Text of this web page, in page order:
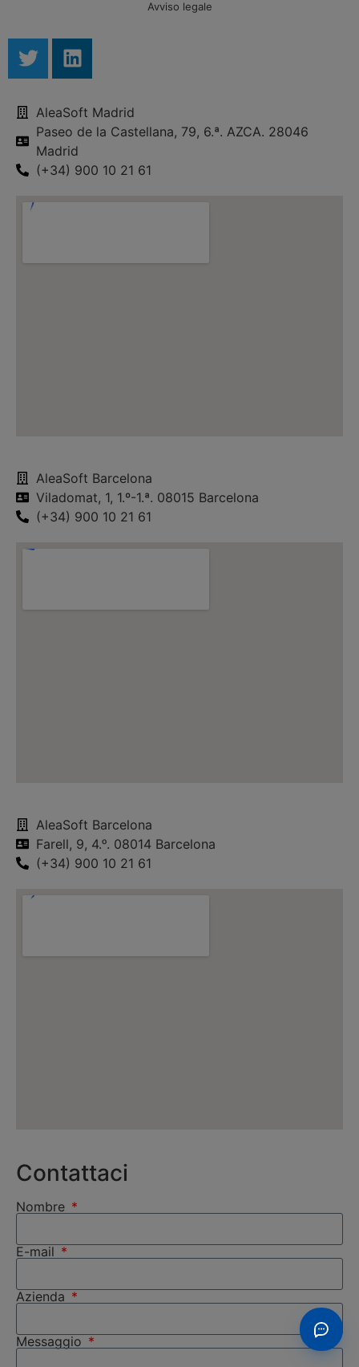
Avviso legale
AleaSoft Madrid
Paseo de la Castellana, 79, 6.ª. AZCA. 28046
Madrid
(+34) 900 10 21 61
AleaSoft Barcelona
Viladomat, 1, 1.º-1.ª. 08015 Barcelona
(+34) 900 10 21 61
AleaSoft Barcelona
Farell, 9, 4.ᵒ. 08014 Barcelona
(+34) 900 10 21 61
Contattaci
Nombre
E-mail
Azienda
Messaggio